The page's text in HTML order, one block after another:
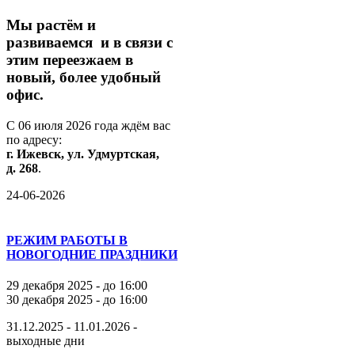
Мы растём и
развиваемся и в связи с
этим переезжаем в
новый, более удобный
офис.
С 06 июля 2026 года ждём вас
по адресу:
г. Ижевск, ул. Удмуртская,
д. 268.
24-06-2026
РЕЖИМ РАБОТЫ В
НОВОГОДНИЕ ПРАЗДНИКИ
29 декабря 2025 - до 16:00
30 декабря 2025 - до 16:00
31.12.2025 - 11.01.2026 -
выходные дни